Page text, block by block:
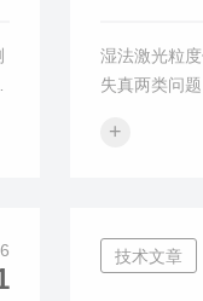
湿法激光粒
失真两类问
是恢复测量
品池窗口内
影响每次测
+
技术文章